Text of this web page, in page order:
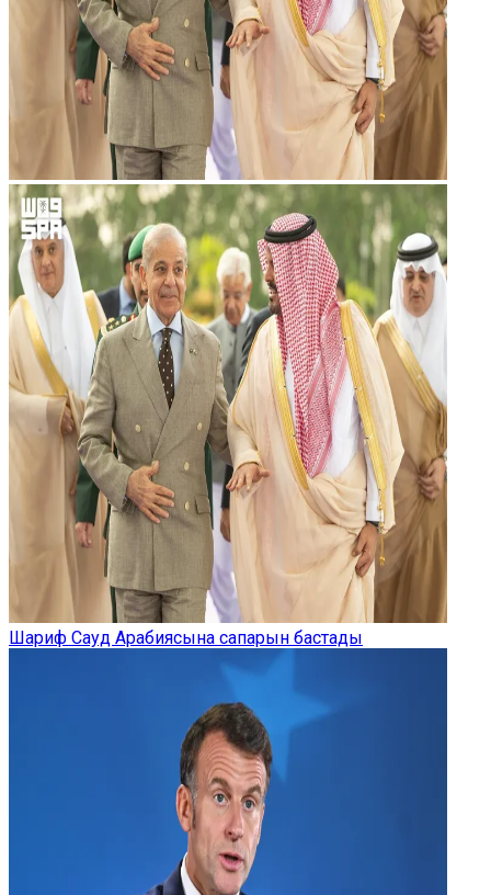
Шариф Сауд Арабиясына сапарын бастады